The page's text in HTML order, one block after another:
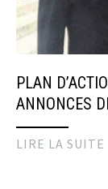
PLAN
ANNONCES
LIRE LA SUITE